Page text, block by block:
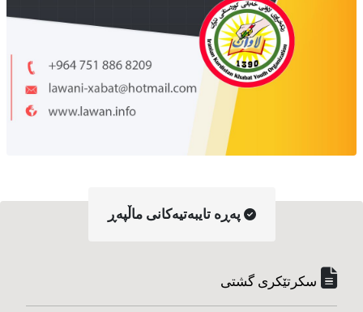
په‌ڕه‌ تایبه‌تیه‌کانی ماڵپه‌ڕ
سکرتێکری گشتی